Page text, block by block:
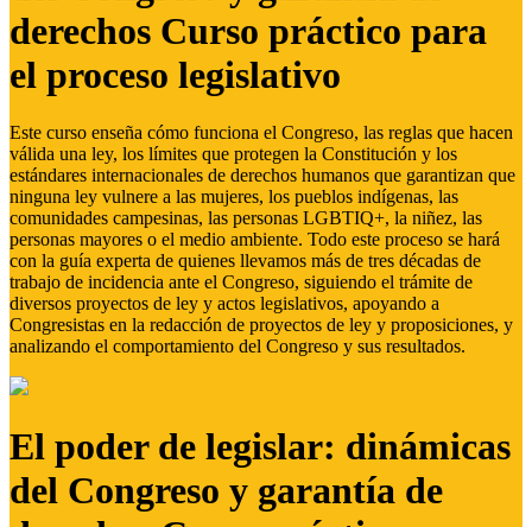
derechos Curso práctico para
el proceso legislativo
Este curso enseña cómo funciona el Congreso, las reglas que hacen
válida una ley, los límites que protegen la Constitución y los
estándares internacionales de derechos humanos que garantizan que
ninguna ley vulnere a las mujeres, los pueblos indígenas, las
comunidades campesinas, las personas LGBTIQ+, la niñez, las
personas mayores o el medio ambiente. Todo este proceso se hará
con la guía experta de quienes llevamos más de tres décadas de
trabajo de incidencia ante el Congreso, siguiendo el trámite de
diversos proyectos de ley y actos legislativos, apoyando a
Congresistas en la redacción de proyectos de ley y proposiciones, y
analizando el comportamiento del Congreso y sus resultados.
El poder de legislar: dinámicas
del Congreso y garantía de